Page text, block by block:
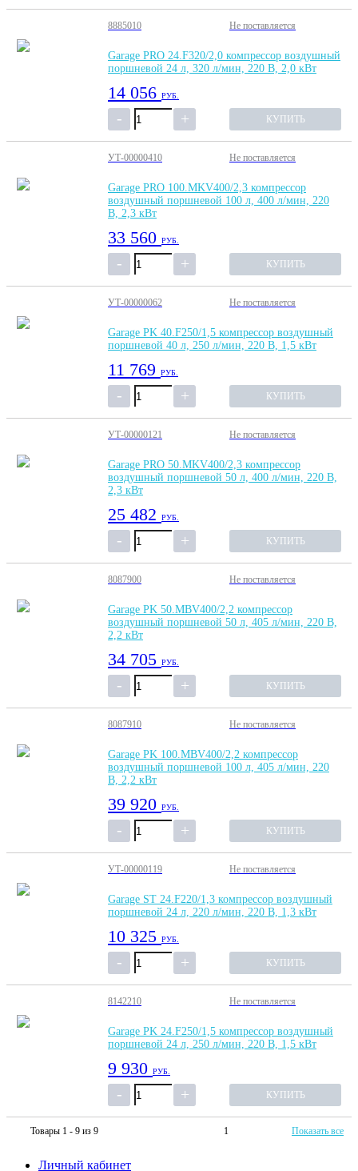
8885010 Не поставляется
Garage PRO 24.F320/2,0 компрессор воздушный
поршневой 24 л, 320 л/мин, 220 В, 2,0 кВт
14 056 РУБ.
КУПИТЬ
УТ-00000410 Не поставляется
Garage PRO 100.MKV400/2,3 компрессор
воздушный поршневой 100 л, 400 л/мин, 220
В, 2,3 кВт
33 560 РУБ.
КУПИТЬ
УТ-00000062 Не поставляется
Garage PK 40.F250/1,5 компрессор воздушный
поршневой 40 л, 250 л/мин, 220 В, 1,5 кВт
11 769 РУБ.
КУПИТЬ
УТ-00000121 Не поставляется
Garage PRO 50.MKV400/2,3 компрессор
воздушный поршневой 50 л, 400 л/мин, 220 В,
2,3 кВт
25 482 РУБ.
КУПИТЬ
8087900 Не поставляется
Garage PK 50.MBV400/2,2 компрессор
воздушный поршневой 50 л, 405 л/мин, 220 В,
2,2 кВт
34 705 РУБ.
КУПИТЬ
8087910 Не поставляется
Garage PK 100.MBV400/2,2 компрессор
воздушный поршневой 100 л, 405 л/мин, 220
В, 2,2 кВт
39 920 РУБ.
КУПИТЬ
УТ-00000119 Не поставляется
Garage ST 24.F220/1,3 компрессор воздушный
поршневой 24 л, 220 л/мин, 220 В, 1,3 кВт
10 325 РУБ.
КУПИТЬ
8142210 Не поставляется
Garage PK 24.F250/1,5 компрессор воздушный
поршневой 24 л, 250 л/мин, 220 В, 1,5 кВт
9 930 РУБ.
КУПИТЬ
Товары 1 - 9 из 9 1 Показать все
Личный кабинет